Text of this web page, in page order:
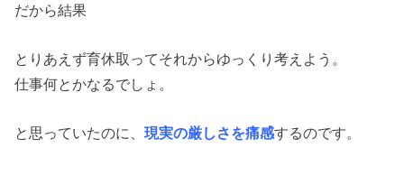
だから結果
とりあえず育休取ってそれからゆっくり考えよう。
仕事何とかなるでしょ。
と思っていたのに、現実の厳しさを痛感するのです。